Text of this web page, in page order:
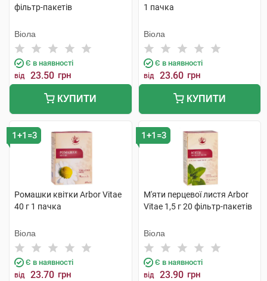
фільтр-пакетів
Віола
Є в наявності
від 23.50 грн
КУПИТИ
1 пачка
Віола
Є в наявності
від 23.60 грн
КУПИТИ
1+1=3
Ромашки квітки Arbor Vitae
40 г 1 пачка
Віола
Є в наявності
від 23.70 грн
1+1=3
М'яти перцевої листя Arbor
Vitae 1,5 г 20 фільтр-пакетів
Віола
Є в наявності
від 23.90 грн